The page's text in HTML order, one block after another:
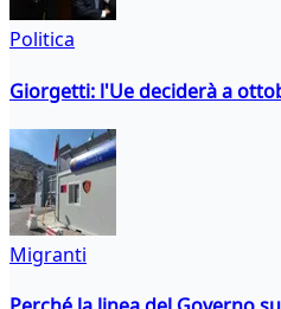
Politica
Giorgetti: l'Ue deciderà a
Migranti